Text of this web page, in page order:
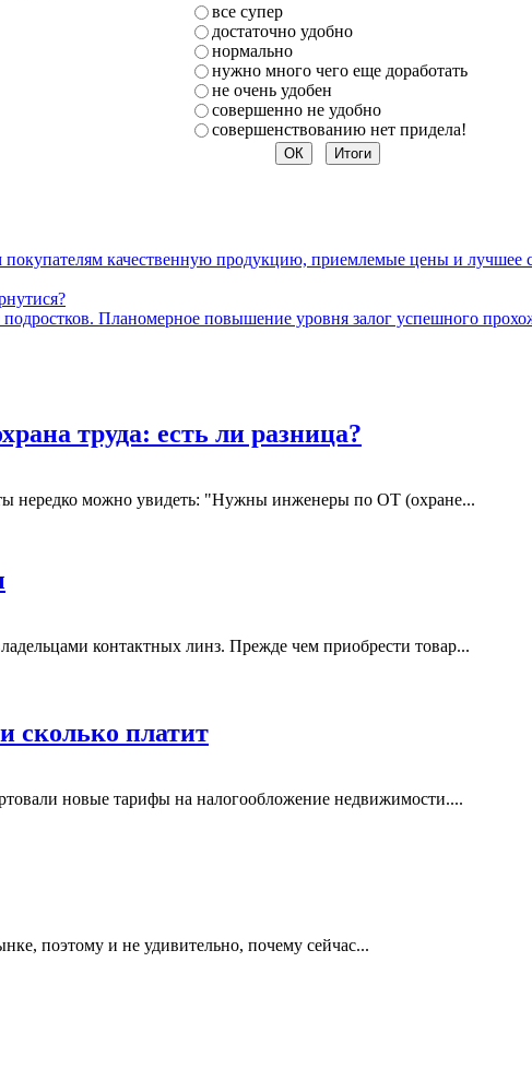
все супер
достаточно удобно
нормально
нужно много чего еще доработать
не очень удобен
совершенно не удобно
совершенствованию нет придела!
покупателям качественную продукцию, приемлемые цены и лучшее
Планомерное повышение уровня залог успешного
труда: есть ли разница?
нередко можно увидеть: "Нужны инженеры по ОТ (охране...
контактных линз. Прежде чем приобрести товар...
сколько платит
новые тарифы на налогообложение недвижимости....
поэтому и не удивительно, почему сейчас...